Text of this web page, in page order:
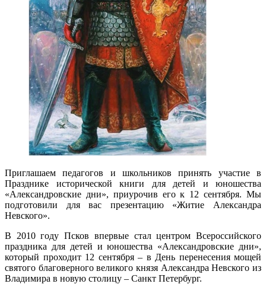
Приглашаем педагогов и школьников принять участие в
Празднике исторической книги для детей и юношества
«Александровские дни», приурочив его к 12 сентября. Мы
подготовили для вас презентацию «Житие Александра
Невского».
В 2010 году Псков впервые стал центром Всероссийского
праздника для детей и юношества «Александровские дни»,
который проходит 12 сентября – в День перенесения мощей
святого благоверного великого князя Александра Невского из
Владимира в новую столицу – Санкт Петербург.